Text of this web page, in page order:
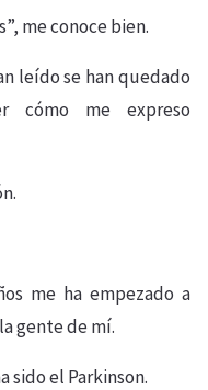
me conoce bien.
leído se han quedado
cómo me expreso
me ha empezado a
gente de mí.
sido el Parkinson.